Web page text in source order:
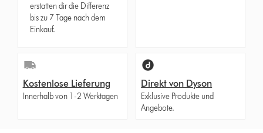
erstatten dir die Differenz
bis zu 7 Tage nach dem
Einkauf.
Kostenlose Lieferung
Innerhalb von 1-2 Werktagen
Direkt von Dyson
Exklusive Produkte und
Angebote.